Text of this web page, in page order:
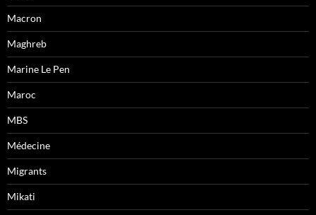
Macron
Maghreb
Marine Le Pen
Maroc
MBS
Médecine
Migrants
Mikati